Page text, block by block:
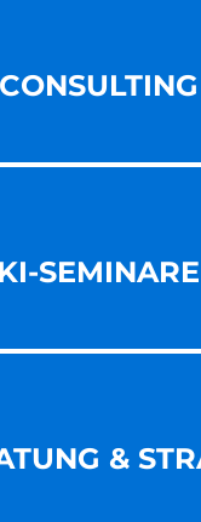
CONSULTING
KI-SEMINARE
&